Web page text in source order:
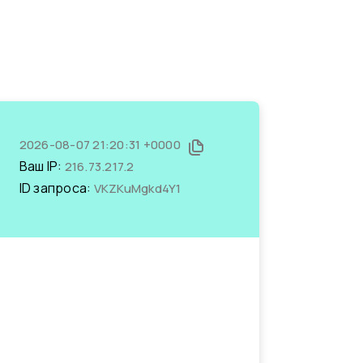
2026-08-07 21:20:31 +0000
Ваш IP: 216.73.217.2
ID запроса: VKZKuMgkd4Y1